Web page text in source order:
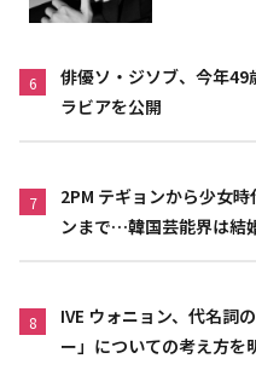
6
俳優ソ・ジソブ、今年
ラビアを公開
7
2PM テギョンから少女
ンまで…韓国芸能界は結
8
IVE ウォニョン、代名詞
ー」についての考え方を